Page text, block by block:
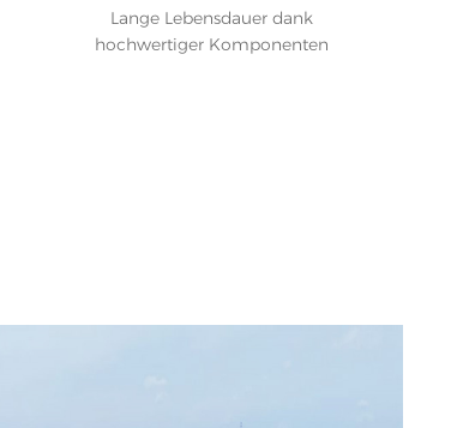
Lange Lebensdauer dank
hochwertiger Komponenten